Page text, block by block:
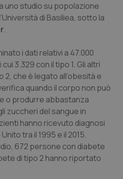
uno studio su popolazione
di Basiliea, sotto la
.
i dati relativi a 47.000
3.329 con il tipo 1. Gli altri
2, che è legato all’obesità e
quando il corpo non può
o produrre abbastanza
zuccheri del sangue in
hanno ricevuto diagnosi
tra il 1995 e il 2015.
672 persone con diabete
di tipo 2 hanno riportato